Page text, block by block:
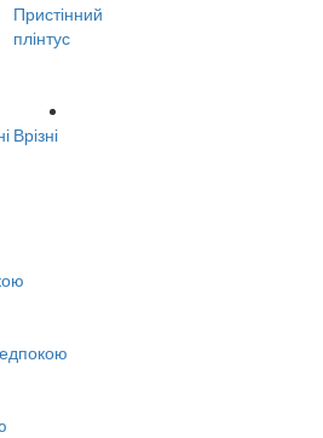
Пристінний
плінтус
Врізні